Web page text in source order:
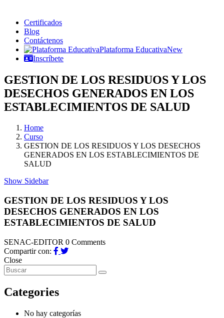
Certificados
Blog
Contáctenos
Plataforma EducativaNew
Inscríbete
GESTION DE LOS RESIDUOS Y LOS
DESECHOS GENERADOS EN LOS
ESTABLECIMIENTOS DE SALUD
Home
Curso
GESTION DE LOS RESIDUOS Y LOS DESECHOS
GENERADOS EN LOS ESTABLECIMIENTOS DE
SALUD
Show Sidebar
GESTION DE LOS RESIDUOS Y LOS
DESECHOS GENERADOS EN LOS
ESTABLECIMIENTOS DE SALUD
SENAC-EDITOR 0 Comments
Compartir con:
Close
Categories
No hay categorías